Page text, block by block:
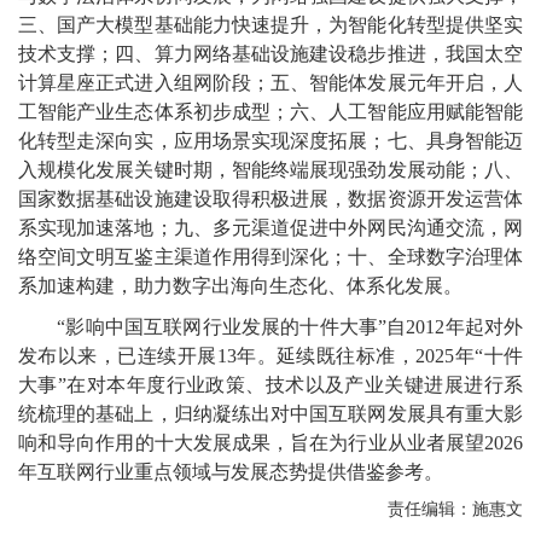
三、国产大模型基础能力快速提升，为智能化转型提供坚实
技术支撑；四、算力网络基础设施建设稳步推进，我国太空
计算星座正式进入组网阶段；五、智能体发展元年开启，人
工智能产业生态体系初步成型；六、人工智能应用赋能智能
化转型走深向实，应用场景实现深度拓展；七、具身智能迈
入规模化发展关键时期，智能终端展现强劲发展动能；八、
国家数据基础设施建设取得积极进展，数据资源开发运营体
系实现加速落地；九、多元渠道促进中外网民沟通交流，网
络空间文明互鉴主渠道作用得到深化；十、全球数字治理体
系加速构建，助力数字出海向生态化、体系化发展。
“影响中国互联网行业发展的十件大事”自2012年起对外
发布以来，已连续开展13年。延续既往标准，2025年“十件
大事”在对本年度行业政策、技术以及产业关键进展进行系
统梳理的基础上，归纳凝练出对中国互联网发展具有重大影
响和导向作用的十大发展成果，旨在为行业从业者展望2026
年互联网行业重点领域与发展态势提供借鉴参考。
责任编辑：施惠文